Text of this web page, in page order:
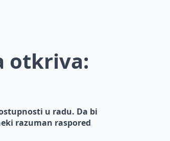
otkriva:
u radu. Da bi
razuman raspored